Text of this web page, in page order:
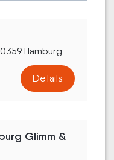
Hamburg
Details
Glimm &